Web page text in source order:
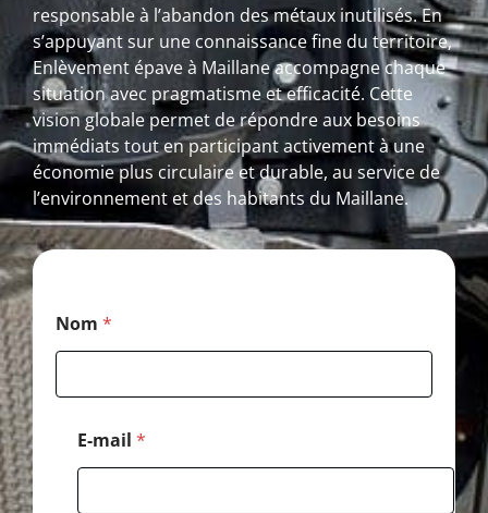
responsable à l’abandon des métaux inutilisés. En
s’appuyant sur une connaissance fine du territoire,
Enlèvement épave à Maillane accompagne chaque
situation avec pragmatisme et efficacité. Cette
vision globale permet de répondre aux besoins
immédiats tout en participant activement à une
économie plus circulaire et durable, au service de
l’environnement et des habitants du Maillane.
Nom *
s
E-mail *